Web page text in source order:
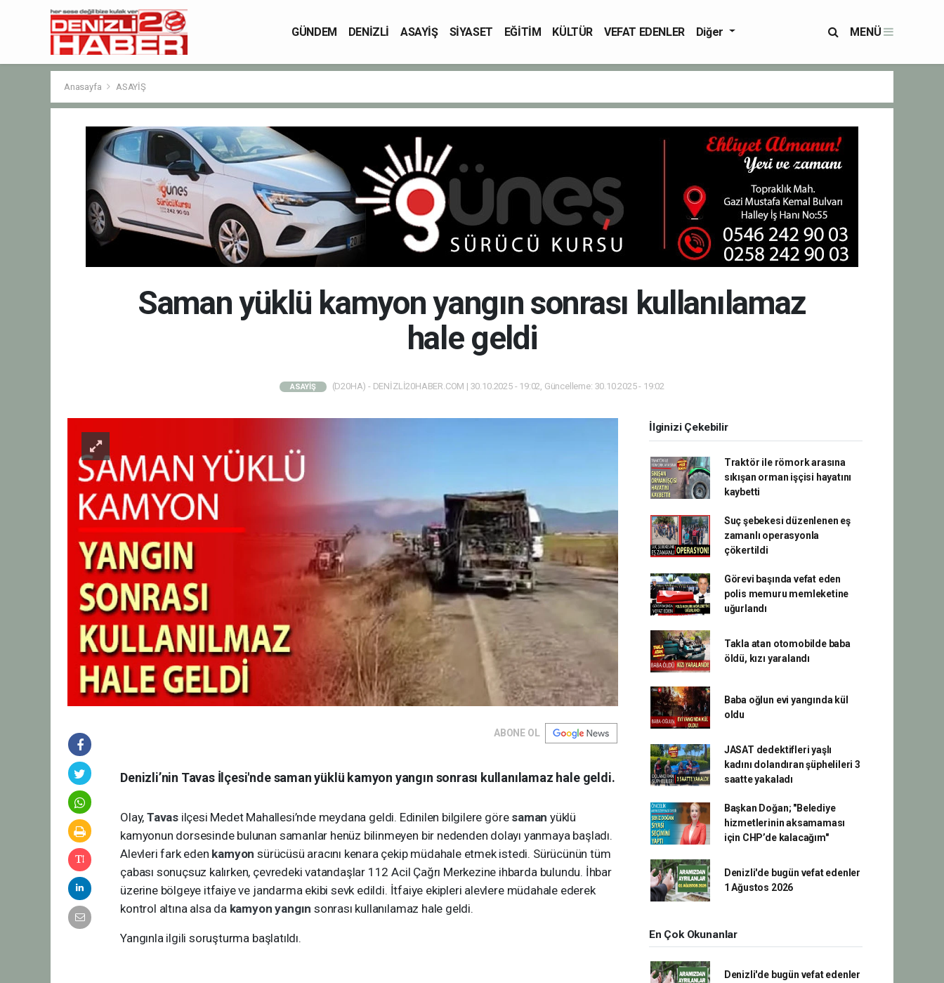
GÜNDEM DENİZLİ ASAYİŞ SİYASET EĞİTİM KÜLTÜR VEFAT EDENLER Diğer MENÜ
Anasayfa ASAYİŞ
Saman yüklü kamyon yangın sonrası kullanılamaz
hale geldi
ASAYİŞ (D20HA) - DENİZLİ20HABER.COM | 30.10.2025 - 19:02, Güncelleme: 30.10.2025 - 19:02
ABONE OL
Denizli’nin Tavas İlçesi'nde saman yüklü kamyon yangın sonrası kullanılamaz hale geldi.
Olay, Tavas ilçesi Medet Mahallesi’nde meydana geldi. Edinilen bilgilere göre saman yüklü
kamyonun dorsesinde bulunan samanlar henüz bilinmeyen bir nedenden dolayı yanmaya başladı.
Alevleri fark eden kamyonsürücüsü aracını kenara çekip müdahale etmek istedi. Sürücünün tüm
çabası sonuçsuz kalırken, çevredeki vatandaşlar 112 Acil Çağrı Merkezine ihbarda bulundu. İhbar
üzerine bölgeye itfaiye ve jandarma ekibi sevk edildi. İtfaiye ekipleri alevlere müdahale ederek
kontrol altına alsa da kamyonyangın sonrası kullanılamaz hale geldi.
Yangınla ilgili soruşturma başlatıldı.
İlginizi Çekebilir
Traktör ile römork arasına
sıkışan orman işçisi hayatını
kaybetti
Suç şebekesi düzenlenen eş
zamanlı operasyonla
çökertildi
Görevi başında vefat eden
polis memuru memleketine
uğurlandı
Takla atan otomobilde baba
öldü, kızı yaralandı
Baba oğlun evi yangında kül
oldu
JASAT dedektifleri yaşlı
kadını dolandıran şüphelileri 3
saatte yakaladı
Başkan Doğan; "Belediye
hizmetlerinin aksamaması
için CHP’de kalacağım"
Denizli'de bugün vefat edenler
1 Ağustos 2026
En Çok Okunanlar
Denizli'de bugün vefat edenler